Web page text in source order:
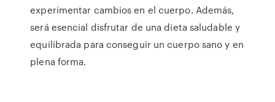
experimentar cambios en el cuerpo. Además,
será esencial disfrutar de una dieta saludable y
equilibrada para conseguir un cuerpo sano y en
plena forma.